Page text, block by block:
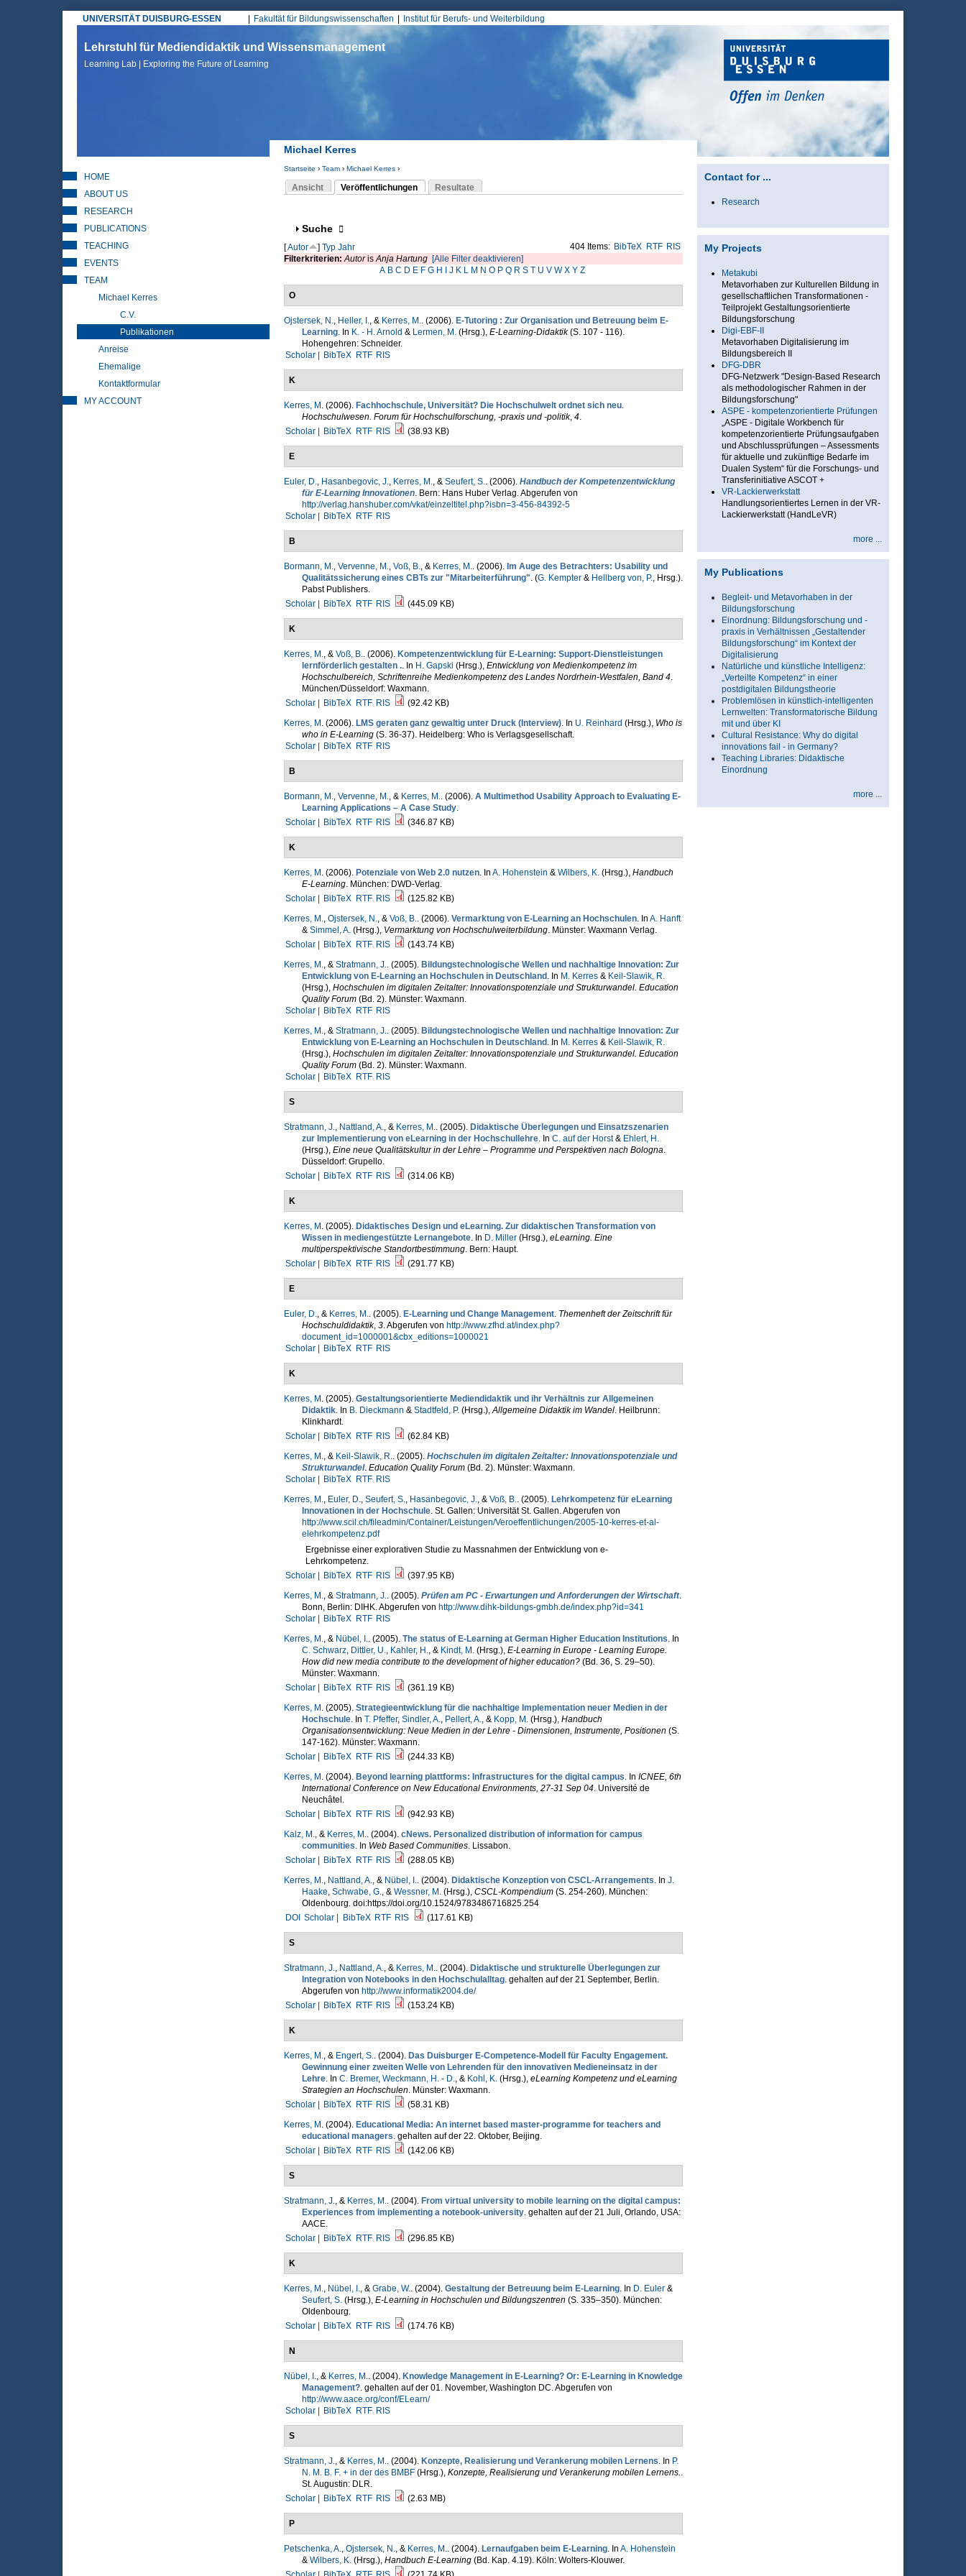
UNIVERSITÄT DUISBURG-ESSEN
Hauptmenü
Fakultät für Bildungswissenschaften Institut für Berufs- und Weiterbildung
Lehrstuhl für Mediendidaktik und Wissensmanagement
Learning Lab | Exploring the Future of Learning
Michael Kerres
Sie sind hier
Startseite › Team› Michael Kerres›
Ansicht
Veröffentlichungen
(aktiver Reiter)
Resultate
Anzeigen
Suche
404 Items: BibTeX RTF RIS
[Autor ] Typ Jahr
Filterkriterien:AutorisAnja Hartung [Alle Filter deaktivieren]
A B C D E F G H J K L M N O P Q R S T U V W X Y Z
O
Ojstersek, N., Heller, I., & Kerres, M.. (2006). E-Tutoring : Zur Organisation und Betreuung beim E-
Learning. In K. - H. Arnold & Lermen, M.(Hrsg.), E-Learning-Didaktik(S. 107 - 116).
Hohengehren: Schneider.
Scholar |
BibTeX RTF RIS
K
Kerres, M . (2006). Fachhochschule, Universität? Die Hochschulwelt ordnet sich neu.
Hochschulwesen. Forum für Hochschulforschung, -praxis und -politik, 4.
Scholar |
BibTeX RTF RIS (38.93 KB)
E
Euler, D., Hasanbegovic, J., Kerres, M., & Seufert, S.. (2006). Handbuch der Kompetenzentwicklung
für E-Learning Innovationen. Bern: Hans Huber Verlag. Abgerufen von
http://verlag.hanshuber.com/vkat/einzeltitel.php?isbn=3-456-84392-5
Scholar |
BibTeX RTF RIS
B
Bormann, M., Vervenne, M., Voß, B., & Kerres, M.. (2006). Im Auge des Betrachters: Usability und
Qualitätssicherung eines CBTs zur "Mitarbeiterführung". (G. Kempter& Hellberg von, P., Hrsg.).
Pabst Publishers.
Scholar |
BibTeX RTF RIS (445.09 KB)
K
Kerres, M., & Voß, B.. (2006). Kompetenzentwicklung für E-Learning: Support-Dienstleistungen
lernförderlich gestalten .. In H. Gapski (Hrsg.), Entwicklung von Medienkompetenz im
Hochschulbereich, Schriftenreihe Medienkompetenz des Landes Nordrhein-Westfalen, Band 4.
München/Düsseldorf: Waxmann.
Scholar |
BibTeX RTF RIS
(92.42 KB)
Kerres, M . (2006). LMS geraten ganz gewaltig unter Druck (Interview). In U. Reinhard (Hrsg.), Who is
who in E-Learning(S. 36-37). Heidelberg: Who is Verlagsgesellschaft.
Scholar |
BibTeX RTF RIS
B
Bormann, M., Vervenne, M., & Kerres, M.. (2006). A Multimethod Usability Approach to Evaluating E-
Learning Applications – A Case Study.
Scholar |
BibTeX RTF RIS (346.87 KB)
K
Kerres, M . (2006). Potenziale von Web 2.0 nutzen. In A. Hohenstein & Wilbers, K.(Hrsg.), Handbuch
E-Learning. München: DWD-Verlag.
Scholar |
BibTeX RTF RIS
(125.82 KB)
Kerres, M., Ojstersek, N., & Voß, B.. (2006). Vermarktung von E-Learning an Hochschulen. In A. Hanft
& Simmel, A.(Hrsg.), Vermarktung von Hochschulweiterbildung. Münster: Waxmann Verlag.
Scholar |
BibTeX RTF RIS
(143.74 KB)
Kerres, M., & Stratmann, J.. (2005). Bildungstechnologische Wellen und nachhaltige Innovation: Zur
Entwicklung von E-Learning an Hochschulen in Deutschland . In M. Kerres& Keil-Slawik, R.
(Hrsg.), Hochschulen im digitalen Zeitalter: Innovationspotenziale und Strukturwandel. Education
Quality Forum(Bd. 2). Münster: Waxmann.
Scholar |
BibTeX RTF RIS
Kerres, M., & Stratmann, J.. (2005). Bildungstechnologische Wellen und nachhaltige Innovation: Zur
Entwicklung von E-Learning an Hochschulen in Deutschland . In M. Kerres& Keil-Slawik, R.
(Hrsg.), Hochschulen im digitalen Zeitalter: Innovationspotenziale und Strukturwandel. Education
Quality Forum(Bd. 2). Münster: Waxmann.
Scholar |
BibTeX RTF RIS
S
Stratmann, J., Nattland, A., & Kerres, M.. (2005). Didaktische Überlegungen und Einsatzszenarien
zur Implementierung von eLearning in der Hochschullehre. In C. auf der Horst& Ehlert, H.
(Hrsg.), Eine neue Qualitätskultur in der Lehre – Programme und Perspektiven nach Bologna.
Düsseldorf: Grupello.
Scholar |
BibTeX RTF RIS (314.06 KB)
K
Kerres, M . (2005). Didaktisches Design und eLearning. Zur didaktischen Transformation von
Wissen in mediengestützte Lernangebote. In D. Miller(Hrsg.), eLearning. Eine
multiperspektivische Standortbestimmung. Bern: Haupt.
Scholar |
BibTeX RTF RIS (291.77 KB)
E
Euler, D., & Kerres, M.. (2005). E-Learning und Change Management. Themenheft der Zeitschrift für
Hochschuldidaktik, 3. Abgerufen von http://www.zfhd.at/index.php?
document_id=1000001&cbx_editions=1000021
Scholar |
BibTeX RTF RIS
K
Kerres, M . (2005). Gestaltungsorientierte Mediendidaktik und ihr Verhältnis zur Allgemeinen
Didaktik. In B. Dieckmann & Stadtfeld, P.(Hrsg.),Allgemeine Didaktik im Wandel. Heilbrunn:
Klinkhardt.
Scholar |
BibTeX RTF RIS
(62.84 KB)
Kerres, M., & Keil-Slawik, R.. (2005). Hochschulen im digitalen Zeitalter: Innovationspotenziale und
Strukturwandel. Education Quality Forum(Bd. 2). Münster: Waxmann.
Scholar |
BibTeX RTF RIS
Kerres, M., Euler, D., Seufert, S., Hasanbegovic, J., & Voß, B.. (2005). Lehrkompetenz für eLearning
Innovationen in der Hochschule. St. Gallen: Universität St. Gallen. Abgerufen von
http://www.scil.ch/fileadmin/Container/Leistungen/Veroeffentlichungen/2005-10-kerres-et-al-
elehrkompetenz.pdf
Ergebnisse einer explorativen Studie zu Massnahmen der Entwicklung von e-
Lehrkompetenz.
Scholar |
BibTeX RTF RIS
(397.95 KB)
Kerres, M., & Stratmann, J.. (2005). Prüfen am PC - Erwartungen und Anforderungen der Wirtschaft.
Bonn, Berlin: DIHK. Abgerufen von http://www.dihk-bildungs-gmbh.de/index.php?id=341
Scholar |
BibTeX RTF RIS
Kerres, M., & Nübel, I.. (2005). The status of E-Learning at German Higher Education Institutions. In
C. Schwarz, Dittler, U., Kahler, H., & Kindt, M.(Hrsg.), E-Learning in Europe - Learning Europe.
How did new media contribute to the development of higher education?(Bd. 36, S. 29–50).
Münster: Waxmann.
Scholar |
BibTeX RTF RIS
(361.19 KB)
Kerres, M . (2005). Strategieentwicklung für die nachhaltige Implementation neuer Medien in der
Hochschule. In T. Pfeffer, Sindler, A., Pellert, A., & Kopp, M.(Hrsg.), Handbuch
Organisationsentwicklung: Neue Medien in der Lehre - Dimensionen, Instrumente, Positionen (S.
147-162). Münster: Waxmann.
Scholar |
BibTeX RTF RIS
(244.33 KB)
Kerres, M . (2004). Beyond learning plattforms: Infrastructures for the digital campus. In ICNEE, 6th
International Conference on New Educational Environments, 27-31 Sep 04. Université de
Neuchâtel.
Scholar |
BibTeX RTF RIS
(942.93 KB)
Kalz, M., & Kerres, M.. (2004). cNews. Personalized distribution of information for campus
communities. In Web Based Communities. Lissabon.
Scholar |
BibTeX RTF RIS
(288.05 KB)
Kerres, M., Nattland, A., & Nübel, I.. (2004). Didaktische Konzeption von CSCL-Arrangements. In J.
Haake, Schwabe, G., & Wessner, M.(Hrsg.), CSCL-Kompendium(S. 254-260). München:
Oldenbourg. doi:https://doi.org/10.1524/9783486716825.254
DOI Scholar | BibTeX RTF RIS (117.61 KB)
S
Stratmann, J., Nattland, A., & Kerres, M.. (2004). Didaktische und strukturelle Überlegungen zur
Integration von Notebooks in den Hochschulalltag. gehalten auf der 21 September, Berlin.
Abgerufen von http://www.informatik2004.de/
Scholar |
BibTeX RTF RIS (153.24 KB)
K
Kerres, M., & Engert, S.. (2004). Das Duisburger E-Competence-Modell für Faculty Engagement.
Gewinnung einer zweiten Welle von Lehrenden für den innovativen Medieneinsatz in der
Lehre. In C. Bremer, Weckmann, H. - D., & Kohl, K.(Hrsg.), eLearning Kompetenz und eLearning
Strategien an Hochschulen. Münster: Waxmann.
Scholar |
BibTeX RTF RIS
(58.31 KB)
Kerres, M . (2004). Educational Media: An internet based master-programme for teachers and
educational managers. gehalten auf der 22. Oktober, Beijing.
Scholar |
BibTeX RTF RIS (142.06 KB)
S
Stratmann, J., & Kerres, M.. (2004). From virtual university to mobile learning on the digital campus:
Experiences from implementing a notebook-university. gehalten auf der 21 Juli, Orlando, USA:
AACE.
Scholar |
BibTeX RTF RIS (296.85 KB)
K
Kerres, M., Nübel, I., & Grabe, W.. (2004). Gestaltung der Betreuung beim E-Learning. In D. Euler&
Seufert, S.(Hrsg.), E-Learning in Hochschulen und Bildungszentren (S. 335–350). München:
Oldenbourg.
Scholar |
BibTeX RTF RIS (174.76 KB)
N
Nübel, I., & Kerres, M.. (2004). Knowledge Management in E-Learning? Or: E-Learning in Knowledge
Management?. gehalten auf der 01. November, Washington DC. Abgerufen von
http://www.aace.org/conf/ELearn/
Scholar |
BibTeX RTF RIS
S
Stratmann, J., & Kerres, M.. (2004). Konzepte, Realisierung und Verankerung mobilen Lernens. In P.
N. M. B. F. + in der des BMBF(Hrsg.), Konzepte, Realisierung und Verankerung mobilen Lernens..
St. Augustin: DLR.
Scholar |
BibTeX RTF RIS (2.63 MB)
P
Petschenka, A., Ojstersek, N., & Kerres, M.. (2004). Lernaufgaben beim E-Learning. In A. Hohenstein
& Wilbers, K.(Hrsg.), Handbuch E-Learning(Bd. Kap. 4.19). Köln: Wolters-Klouwer.
HOME
ABOUT US
RESEARCH
PUBLICATIONS
TEACHING
EVENTS
TEAM
Michael Kerres
C.V.
Publikationen
Anreise
Ehemalige
Kontaktformular
MY ACCOUNT
Contact for ...
Research
My Projects
Metakubi
Metavorhaben zur Kulturellen Bildung in
gesellschaftlichen Transformationen -
Teilprojekt Gestaltungsorientierte
Bildungsforschung
Digi-EBF-II
Metavorhaben Digitalisierung im
Bildungsbereich II
DFG-DBR
DFG-Netzwerk "Design-Based Research
als methodologischer Rahmen in der
Bildungsforschung"
ASPE - kompetenzorientierte Prüfungen
„ASPE - Digitale Workbench für
kompetenzorientierte Prüfungsaufgaben
und Abschlussprüfungen – Assessments
für aktuelle und zukünftige Bedarfe im
Dualen System“ für die Forschungs- und
Transferinitiative ASCOT +
VR-Lackierwerkstatt
Handlungsorientiertes Lernen in der VR-
Lackierwerkstatt (HandLeVR)
more ...
My Publications
Begleit- und Metavorhaben in der
Bildungsforschung
Einordnung: Bildungsforschung und -
praxis in Verhältnissen „Gestaltender
Bildungsforschung“ im Kontext der
Digitalisierung
Natürliche und künstliche Intelligenz:
„Verteilte Kompetenz“ in einer
postdigitalen Bildungstheorie
Problemlösen in künstlich-intelligenten
Lernwelten: Transformatorische Bildung
mit und über KI
Cultural Resistance: Why do digital
innovations fail - in Germany?
Teaching Libraries: Didaktische
Einordnung
more ...